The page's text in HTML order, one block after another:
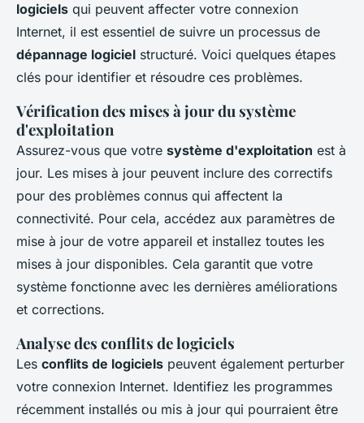
logiciels qui peuvent affecter votre connexion
Internet, il est essentiel de suivre un processus de
dépannage logiciel structuré. Voici quelques étapes
clés pour identifier et résoudre ces problèmes.
Vérification des mises à jour du système
d'exploitation
Assurez-vous que votre système d'exploitation est à
jour. Les mises à jour peuvent inclure des correctifs
pour des problèmes connus qui affectent la
connectivité. Pour cela, accédez aux paramètres de
mise à jour de votre appareil et installez toutes les
mises à jour disponibles. Cela garantit que votre
système fonctionne avec les dernières améliorations
et corrections.
Analyse des conflits de logiciels
Les conflits de logiciels peuvent également perturber
votre connexion Internet. Identifiez les programmes
récemment installés ou mis à jour qui pourraient être